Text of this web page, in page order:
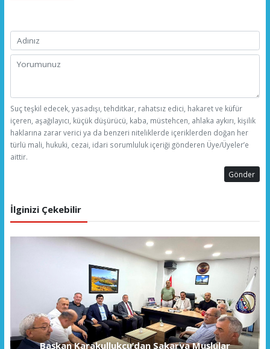
Suç teşkil edecek, yasadışı, tehditkar, rahatsız edici, hakaret ve küfür
içeren, aşağılayıcı, küçük düşürücü, kaba, müstehcen, ahlaka aykırı, kişilik
haklarına zarar verici ya da benzeri niteliklerde içeriklerden doğan her
türlü mali, hukuki, cezai, idari sorumluluk içeriği gönderen Üye/Üyeler’e
aittir.
Gönder
İlginizi Çekebilir
Başkan Karakullukçu’dan Sakarya Muşlular